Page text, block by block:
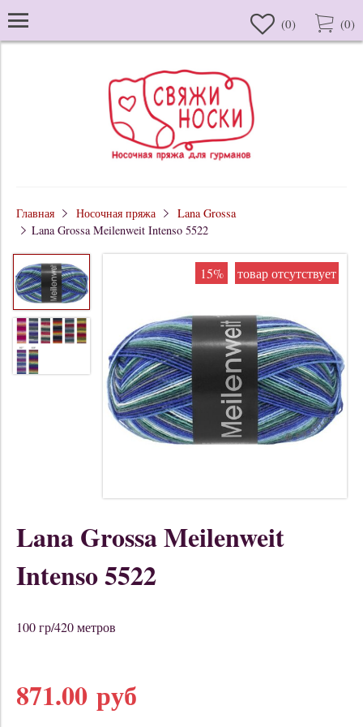
(0) (0)
Главная Носочная пряжа
Lana Grossa
Lana Grossa Meilenweit Intenso 5522
15% товар отсутствует
Lana Grossa Meilenweit
Intenso 5522
100 гр/420 метров
871.00 руб